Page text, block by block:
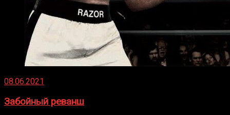
08.06.2021
Забойный реванш